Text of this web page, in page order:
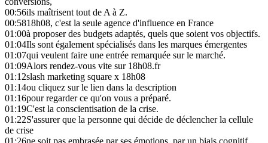
00:56ils maîtrisent tout de A à Z.
00:5818h08, c'est la seule agence d'influence en France
01:00à proposer des budgets adaptés, quels que soient vos objectifs.
01:04Ils sont également spécialisés dans les marques émergentes
01:07qui veulent faire une entrée remarquée sur le marché.
01:09Alors rendez-vous vite sur 18h08.fr
01:12slash marketing square x 18h08
01:14ou cliquez sur le lien dans la description
01:16pour regarder ce qu'on vous a préparé.
01:19C'est la conscientisation de la crise.
01:22S'assurer que la personne qui décide de déclencher la cellule
de crise